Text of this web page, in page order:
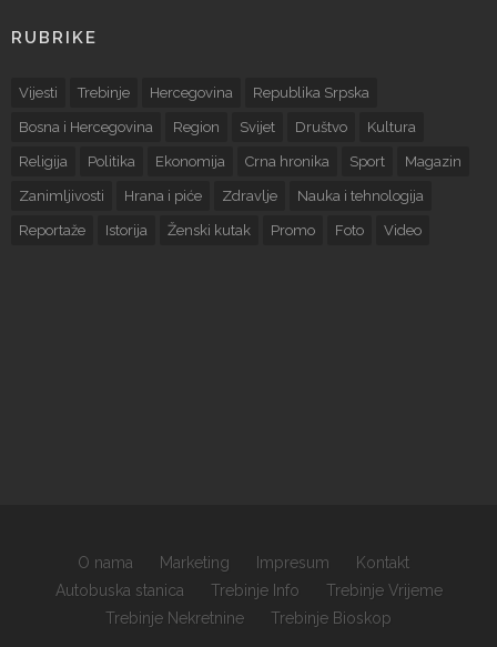
RUBRIKE
Vijesti Trebinje Hercegovina Republika Srpska
Bosna i Hercegovina Region Svijet Društvo Kultura
Religija Politika Ekonomija Crna hronika Sport Magazin
Zanimljivosti Hrana i piće Zdravlje Nauka i tehnologija
Reportaže Istorija Ženski kutak Promo Foto Video
O nama Marketing Impresum
Kontakt
Autobuska stanica
Trebinje Info
Trebinje Vrijeme
Trebinje Nekretnine
Trebinje Bioskop